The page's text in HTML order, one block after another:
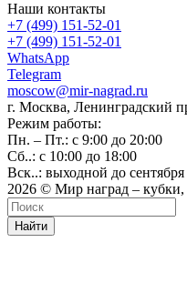
Наши контакты
+7 (499) 151-52-01
+7 (499) 151-52-01
WhatsApp
Telegram
moscow@mir-nagrad.ru
г. Москва, Ленинградский
Режим работы:
Пн. – Пт.: с 9:00 до 20:00
Сб..: с 10:00 до 18:00
Вск..: выходной до сентября
2026 © Мир наград –
Найти